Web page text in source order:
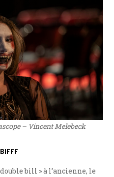
– Vincent Melebeck
bill » à l’ancienne, le